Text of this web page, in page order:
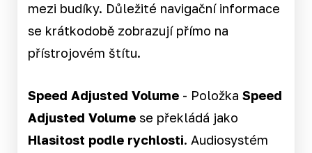
mezi budíky. Důležité navigační informace
se krátkodobě zobrazují přímo na
přístrojovém štítu.
Speed Adjusted Volume - Položka Speed
Adjusted Volume se překládá jako
Hlasitost podle rychlosti. Audiosystém